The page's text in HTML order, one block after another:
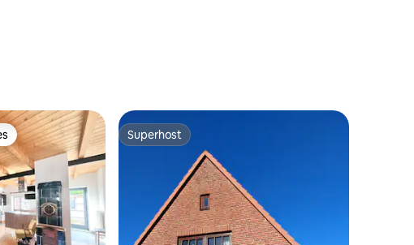
avaliações
Superhost
Superhost